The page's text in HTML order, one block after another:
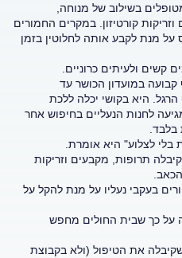
בשילוב של מנוחה,
קורטיזון. במקרים החמורים
מנת לקבע אותה לחלוטין בזמן
קשים ולעיתים כרוניים.
במועדון הכושר עד
היא בקושי יכלה ללכת
לחנות הנעליים בחיפוש אחר
בלבד.
בלי לצלוע" היא אומרת.
תרופות, מקבעים וזריקות
בעקבי נעליו על מנת להקל על
על כך שבית החולים מחפש
את הטיפול (ולא בקבוצת